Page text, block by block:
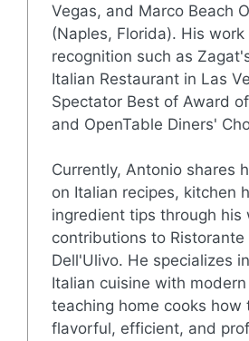
Vegas, and Marco Beach
(Naples, Florida). His work
recognition such as
Italian Restaurant in Las
Spectator Best of Award
and OpenTable Diners'
Currently, Antonio shares
on Italian recipes, kitchen
ingredient tips through his
contributions to Ristorante
Dell'Ulivo. He specializes
Italian cuisine with
teaching home cooks how
flavorful, efficient, and